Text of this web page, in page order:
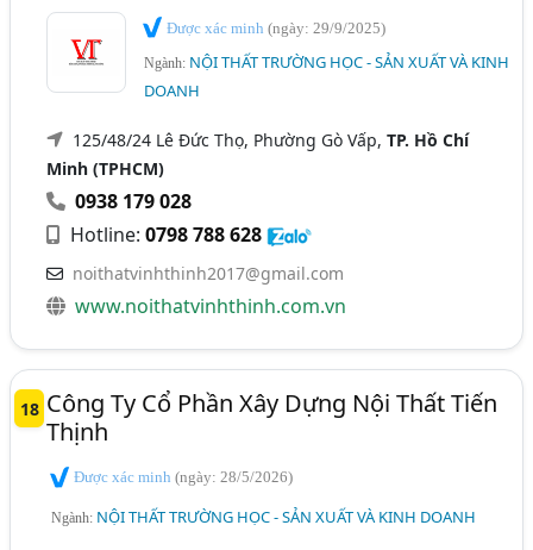
Được xác minh(ngày: 29/9/2025)
Ngành: NỘI THẤT TRƯỜNG HỌC - SẢN XUẤT VÀ KINH
DOANH
125/48/24 Lê Đức Thọ, Phường Gò Vấp,TP. Hồ Chí
Minh (TPHCM)
0938 179 028
Hotline:0798 788 628
noithatvinhthinh2017@gmail.com
www.noithatvinhthinh.com.vn
18 Công Ty Cổ Phần Xây Dựng Nội Thất Tiến
Thịnh
Được xác minh(ngày: 28/5/2026)
Ngành: NỘI THẤT TRƯỜNG HỌC - SẢN XUẤT VÀ KINH DOANH